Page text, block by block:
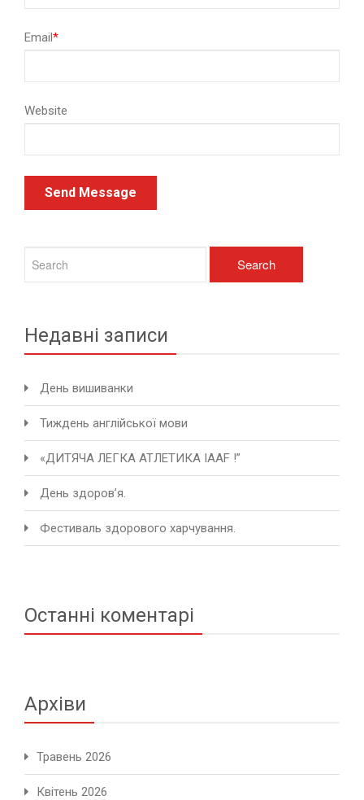
Email*
Website
Недавні записи
День вишиванки
Тиждень англійської мови
«ДИТЯЧА ЛЕГКА АТЛЕТИКА IAAF !”
День здоров’я.
Фестиваль здорового харчування.
Останні коментарі
Архіви
Травень 2026
Квітень 2026